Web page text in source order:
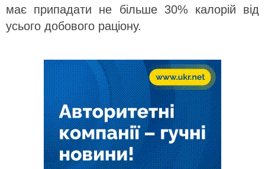
має припадати не більше 30% калорій від
усього добового раціону.